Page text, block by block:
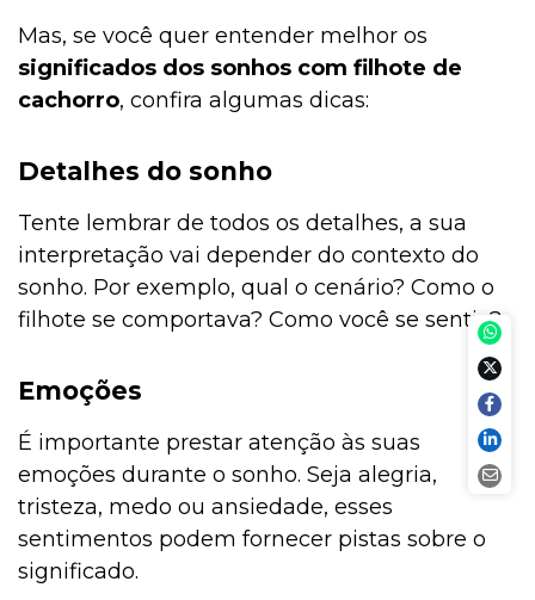
Mas, se você quer entender melhor os
significados dos sonhos com filhote de
cachorro, confira algumas dicas:
Detalhes do sonho
Tente lembrar de todos os detalhes, a sua
interpretação vai depender do contexto do
sonho. Por exemplo, qual o cenário? Como o
filhote se comportava? Como você se sentia?
Emoções
É importante prestar atenção às suas
emoções durante o sonho. Seja alegria,
tristeza, medo ou ansiedade, esses
sentimentos podem fornecer pistas sobre o
significado.